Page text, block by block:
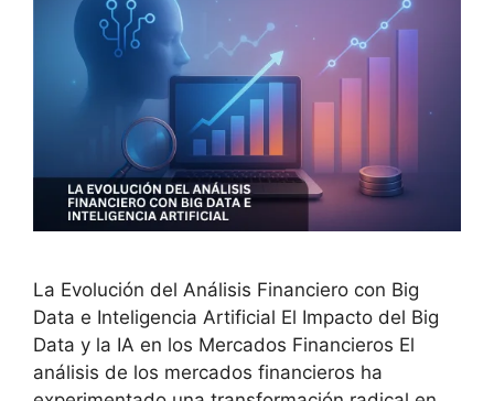
La Evolución del Análisis Financiero con Big
Data e Inteligencia Artificial El Impacto del Big
Data y la IA en los Mercados Financieros El
análisis de los mercados financieros ha